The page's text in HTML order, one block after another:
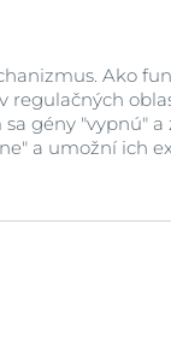
Ako
regulačných
gény "vypnú" a
a umožní ich